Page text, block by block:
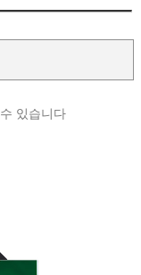
있습니다